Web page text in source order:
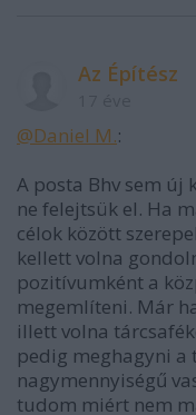
Az Építész
@Daniel M.:
A posta Bhv sem új
ne felejtsük el. Ha
célok között
kellett volna
pozitívumként a
megemlíteni. Már
illett volna
pedig meghagyni a
nagymennyiségű
tudom miért nem